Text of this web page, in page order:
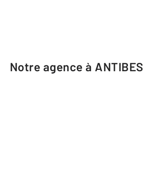
Notre agence à ANTIBES